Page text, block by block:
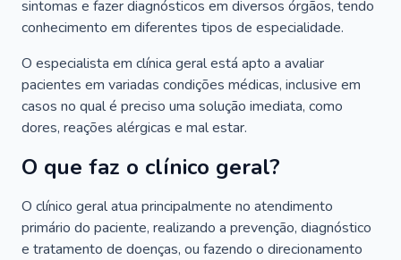
sintomas e fazer diagnósticos em diversos órgãos, tendo
conhecimento em diferentes tipos de especialidade.
O especialista em clínica geral está apto a avaliar
pacientes em variadas condições médicas, inclusive em
casos no qual é preciso uma solução imediata, como
dores, reações alérgicas e mal estar.
O que faz o clínico geral?
O clínico geral atua principalmente no atendimento
primário do paciente, realizando a prevenção, diagnóstico
e tratamento de doenças, ou fazendo o direcionamento